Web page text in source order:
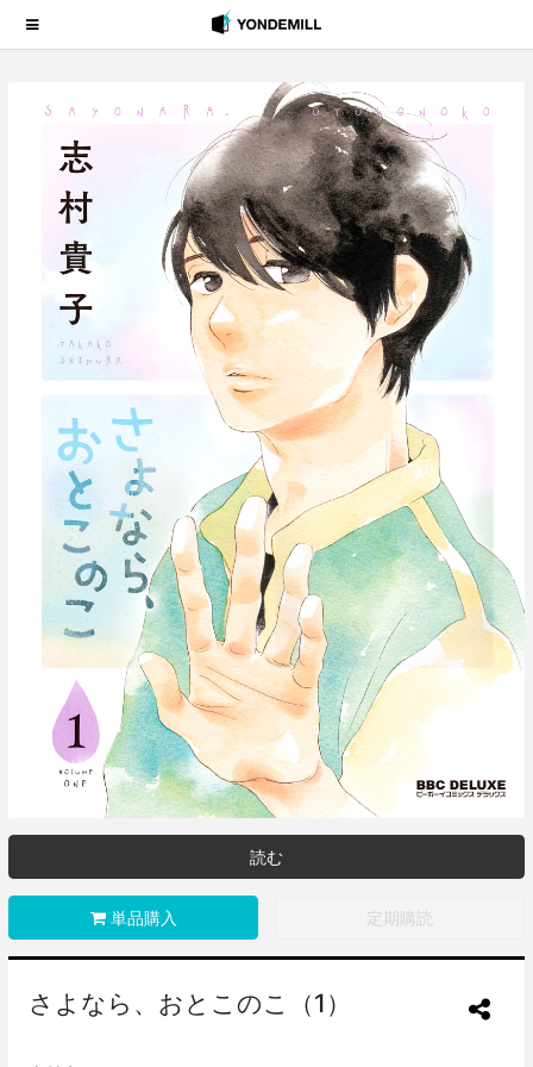
読む
単品購入 定期購読
さよなら、おとこのこ（1）